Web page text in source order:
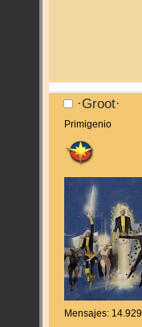
·Groot·
Primigenio
Mensajes: 14.929